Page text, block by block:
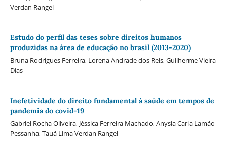
Verdan Rangel
Estudo do perfil das teses sobre direitos humanos
produzidas na área de educação no brasil (2013-2020)
Bruna Rodrigues Ferreira, Lorena Andrade dos Reis, Guilherme Vieira
Dias
Inefetividade do direito fundamental à saúde em tempos de
pandemia do covid-19
Gabriel Rocha Oliveira, Jéssica Ferreira Machado, Anysia Carla Lamão
Pessanha, Tauã Lima Verdan Rangel